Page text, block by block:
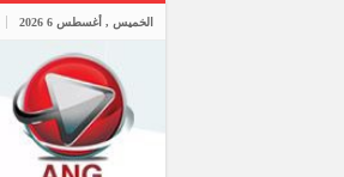
الخميس , أغسطس 6 2026